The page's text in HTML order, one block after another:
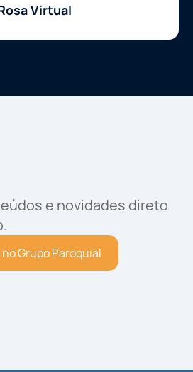
Virtual
e novidades direto
Grupo Paroquial